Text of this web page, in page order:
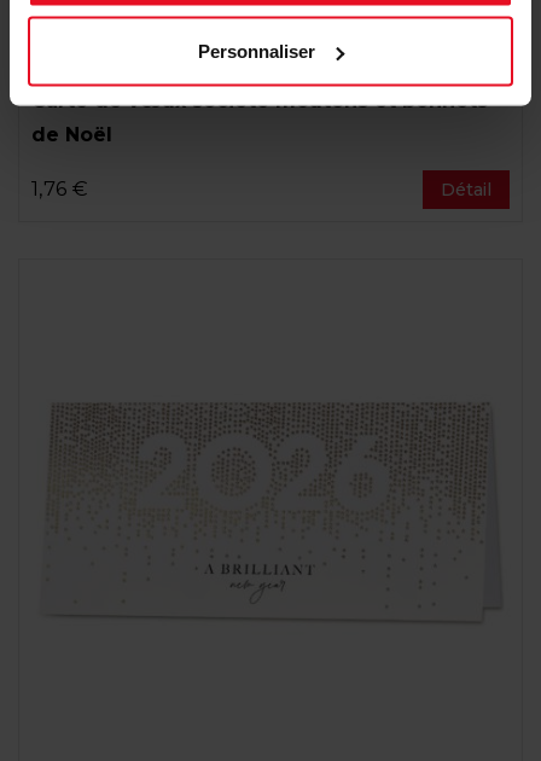
Personnaliser
Carte de vœux société moutons et bonnets
de Noël
1,76 € Détail